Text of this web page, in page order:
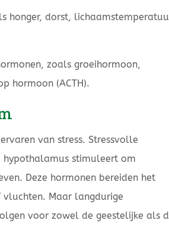
honger, dorst,
zoals groeihormoon,
hormoon (ACTH).
van stress. Stressvolle
stimuleert om
Deze hormonen bereiden het
Maar langdurige
voor zowel de geestelijke als